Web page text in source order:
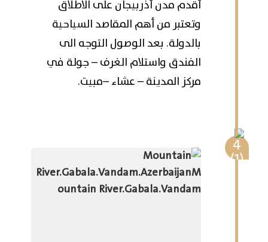
أقدم مدن أذربيجان على الاطلاق
وتعتبر من أهم المقاصد السياحية
بالدولة. بعد الوصول التوجه الى
الفندق واستلام الغرف – جولة في
مركز المدينة – عشاء –مبيت.